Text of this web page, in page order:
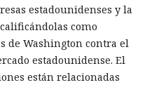
página falsa de
en la red social X. Dentro
en hebreo: las
idioma menos común
en inglés. Atlas, al
la suscripción,
estadounidenses y la
como
de Washington contra el
estadounidense. El
están relacionadas